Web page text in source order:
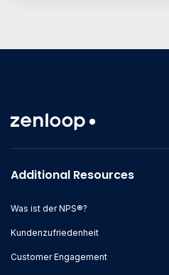
Additional Resources
Was ist der NPS®?
Kundenzufriedenheit
Customer Engagement